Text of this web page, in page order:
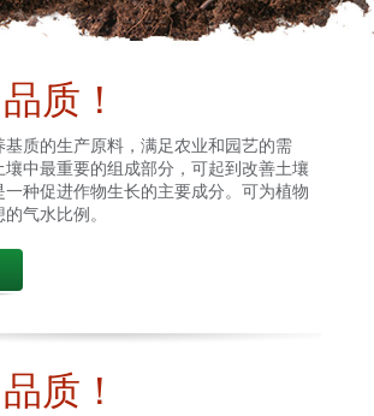
质！
基质的生产原料，满足农业和园艺的需
中最重要的组成部分，可起到改善土壤
种促进作物生长的主要成分。可为植物
气水比例。
质！